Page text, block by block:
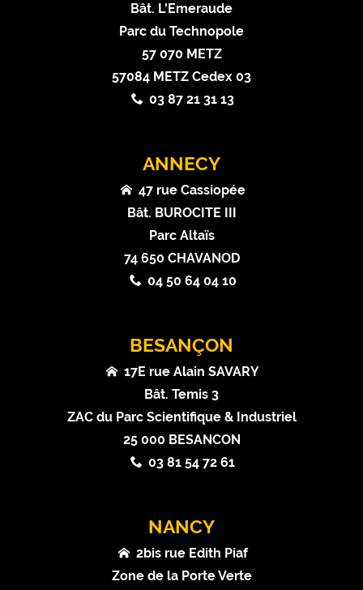
Bât. L'Emeraude
Parc du Technopole
57 070 METZ
57084 METZ Cedex 03
03 87 21 31 13
ANNECY
47 rue Cassiopée
Bât. BUROCITE III
Parc Altaïs
74 650 CHAVANOD
04 50 64 04 10
BESANÇON
17E rue Alain SAVARY
Bât. Temis 3
ZAC du Parc Scientifique & Industriel
25 000 BESANCON
03 81 54 72 61
NANCY
2bis rue Edith Piaf
Zone de la Porte Verte